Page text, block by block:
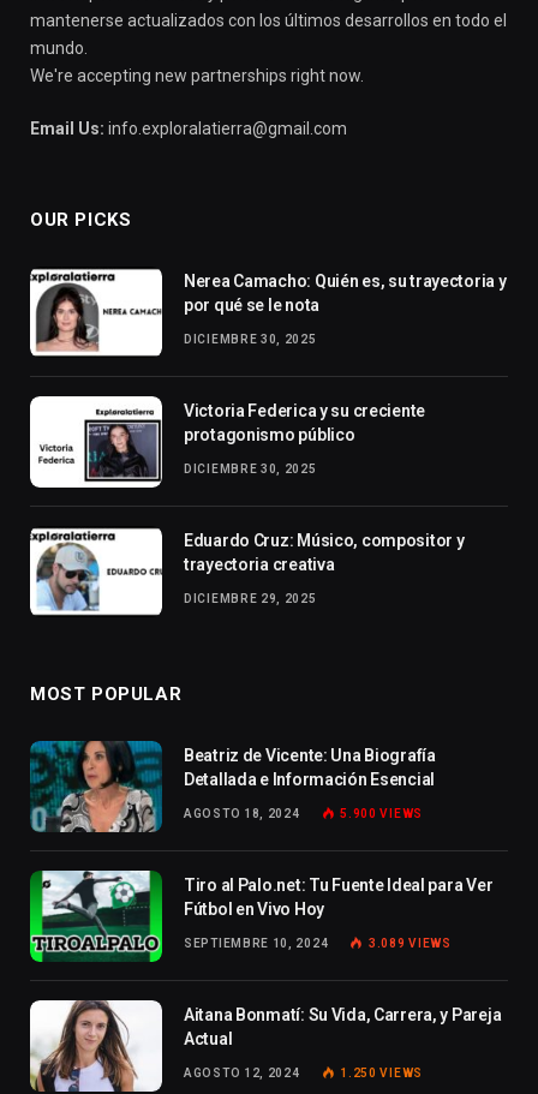
mantenerse actualizados con los últimos desarrollos en todo el
mundo.
We're accepting new partnerships right now.
Email Us: info.exploralatierra@gmail.com
OUR PICKS
Nerea Camacho: Quién es, su trayectoria y
por qué se le nota
DICIEMBRE 30, 2025
Victoria Federica y su creciente
protagonismo público
DICIEMBRE 30, 2025
Eduardo Cruz: Músico, compositor y
trayectoria creativa
DICIEMBRE 29, 2025
MOST POPULAR
Beatriz de Vicente: Una Biografía
Detallada e Información Esencial
AGOSTO 18, 2024 5.900VIEWS
Tiro al Palo.net: Tu Fuente Ideal para Ver
Fútbol en Vivo Hoy
SEPTIEMBRE 10, 2024 3.089VIEWS
Aitana Bonmatí: Su Vida, Carrera, y Pareja
Actual
AGOSTO 12, 2024 1.250VIEWS